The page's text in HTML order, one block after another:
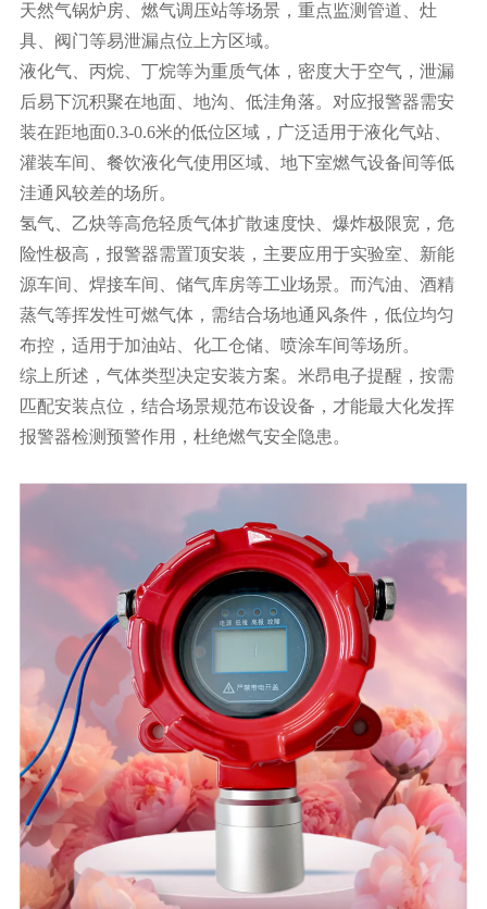
天然气锅炉房、燃气调压站等场景，重点监测管道、灶
具、阀门等易泄漏点位上方区域。
液化气、丙烷、丁烷等为重质气体，密度大于空气，泄漏
后易下沉积聚在地面、地沟、低洼角落。对应报警器需安
装在距地面0.3-0.6米的低位区域，广泛适用于液化气站、
灌装车间、餐饮液化气使用区域、地下室燃气设备间等低
洼通风较差的场所。
氢气、乙炔等高危轻质气体扩散速度快、爆炸极限宽，危
险性极高，报警器需置顶安装，主要应用于实验室、新能
源车间、焊接车间、储气库房等工业场景。而汽油、酒精
蒸气等挥发性可燃气体，需结合场地通风条件，低位均匀
布控，适用于加油站、化工仓储、喷涂车间等场所。
综上所述，气体类型决定安装方案。米昂电子提醒，按需
匹配安装点位，结合场景规范布设设备，才能最大化发挥
报警器检测预警作用，杜绝燃气安全隐患。